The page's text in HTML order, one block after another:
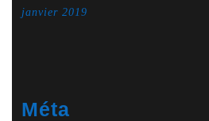
janvier 2019
Méta